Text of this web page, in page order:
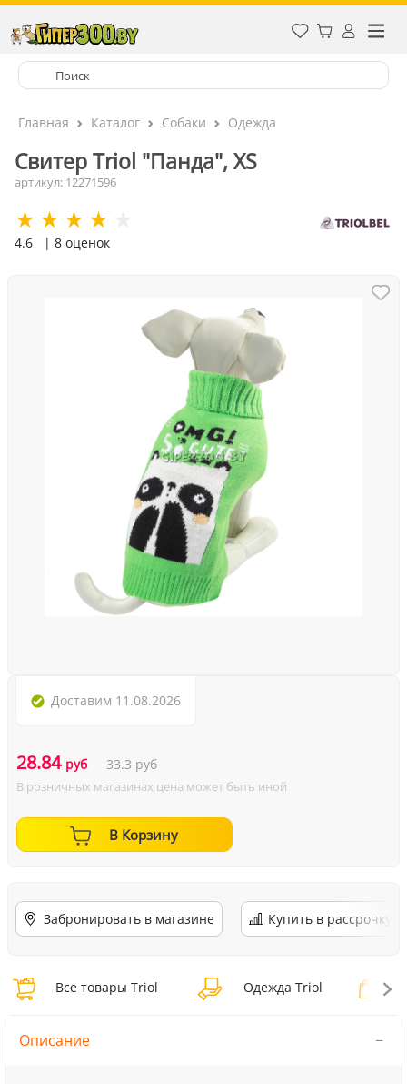
Главная Каталог Собаки Одежда
Свитер Triol "Панда", XS
артикул: 12271596
4.6 | 8 оценок
Доставим 11.08.2026
28.84 руб 33.3руб
В розничных магазинах цена может быть иной
В Корзину
Забронировать в магазине Купить в рассрочку
Все товары Triol Одежда Triol
Описание